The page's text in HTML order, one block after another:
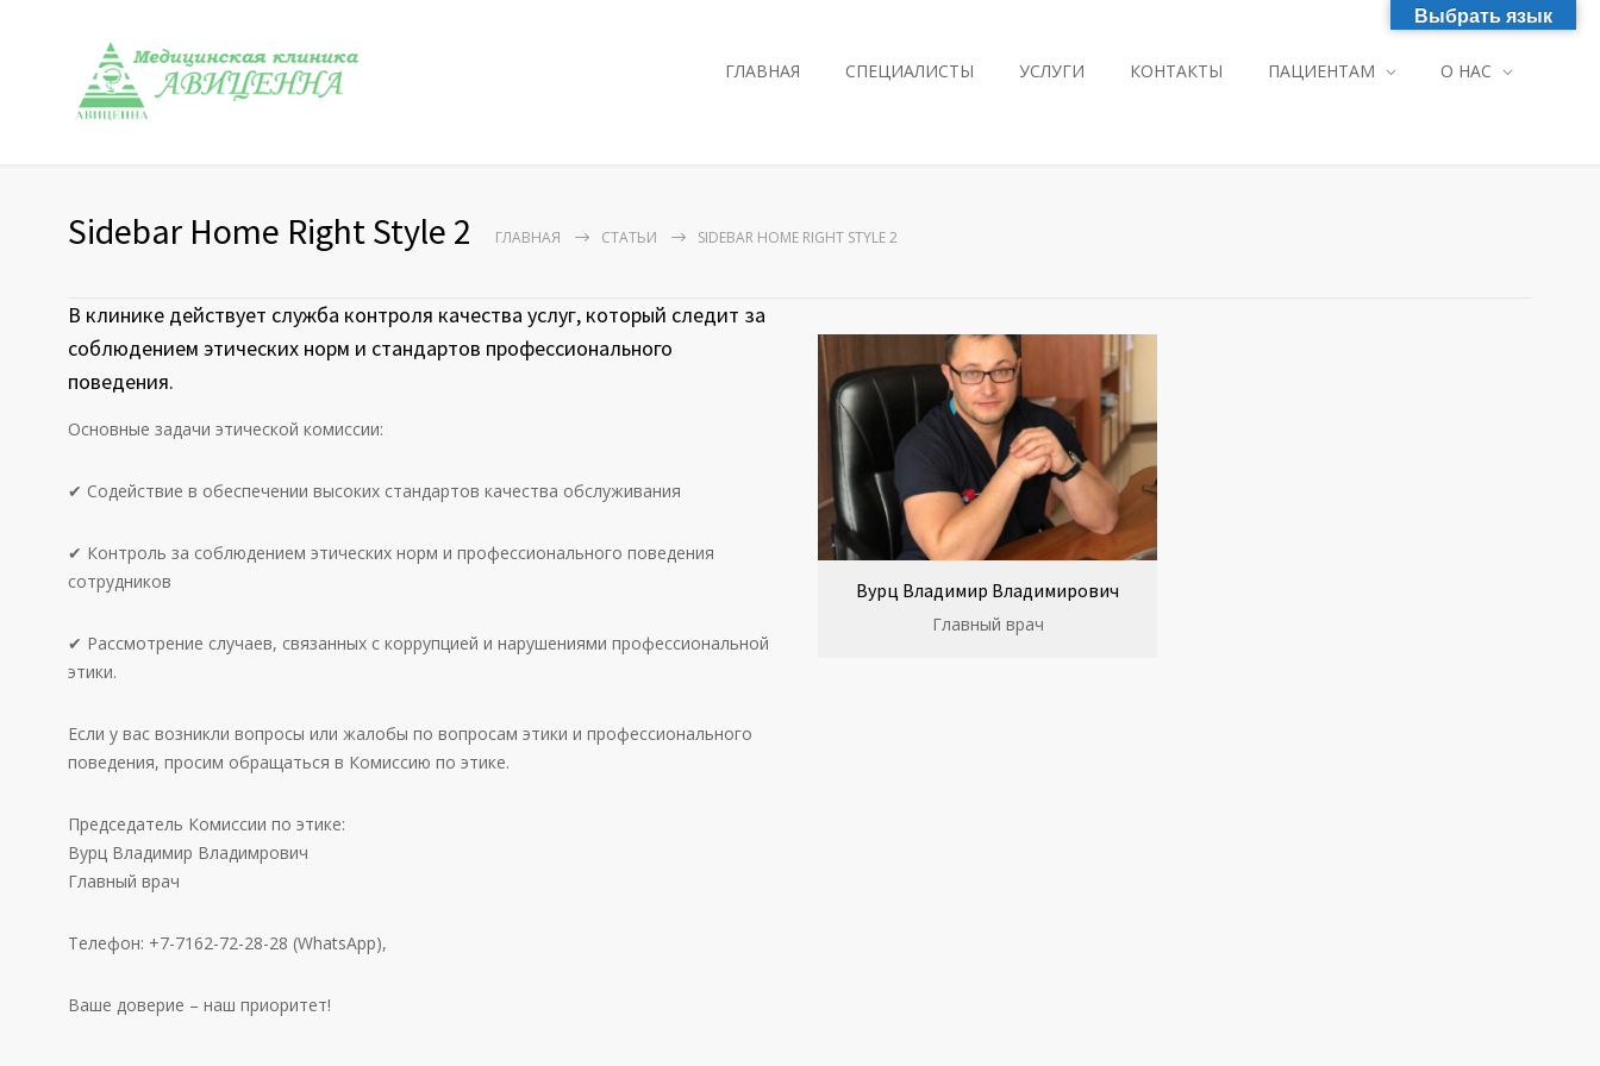
ГЛАВНАЯ СПЕЦИАЛИСТЫ УСЛУГИ КОНТАКТЫ ПАЦИЕНТАМ О НАС
Sidebar Home Right Style 2 ГЛАВНАЯ СТАТЬИ SIDEBAR HOME RIGHT STYLE 2
В клинике действует служба контроля качества услуг, который следит за
соблюдением этических норм и стандартов профессионального
поведения.
Основные задачи этической комиссии:
✔ Содействие в обеспечении высоких стандартов качества обслуживания
✔ Контроль за соблюдением этических норм и профессионального поведения
сотрудников
✔ Рассмотрение случаев, связанных с коррупцией и нарушениями профессиональной
этики.
Если у вас возникли вопросы или жалобы по вопросам этики и профессионального
поведения, просим обращаться в Комиссию по этике.
Председатель Комиссии по этике:
Вурц Владимир Владимрович
Главный врач
Телефон: +7-7162-72-28-28 (WhatsApp),
Ваше доверие – наш приоритет!
Вурц Владимир Владимирович
Главный врач
Выбрать язык